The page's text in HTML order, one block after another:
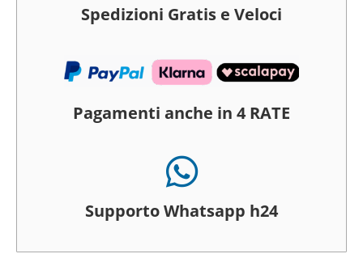
Spedizioni Gratis e Veloci
Pagamenti anche in 4 RATE

Supporto Whatsapp h24